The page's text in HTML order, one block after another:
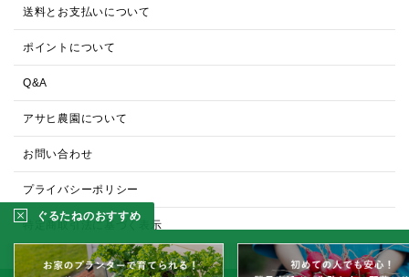
送料とお支払いについて
ポイントについて
Q&A
アサヒ農園について
お問い合わせ
プライバシーポリシー
特定商取引法に基づく表示
ぐるたねのおすすめ